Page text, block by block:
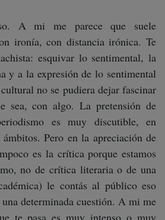
A mi me parece que suele
ironía, con distancia irónica. Te
esquivar lo sentimental, la
y a la expresión de lo sentimental
no se pudiera dejar fascinar
sea, con algo. La pretensión de
es muy discutible, en
Pero en la apreciación de
es la crítica porque estamos
no de crítica literaria o de una
le contás al público eso
una determinada cuestión. A mi me
te pasa es muy intenso o muy